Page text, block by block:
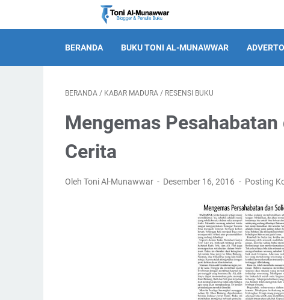
BERANDA BUKU TONI AL-MUNAWWAR
BERANDA / KABAR MADURA / RESENSI BUKU
Mengemas
Cerita
Oleh Toni Al-Munawwar Desember 16, 2016 Posting